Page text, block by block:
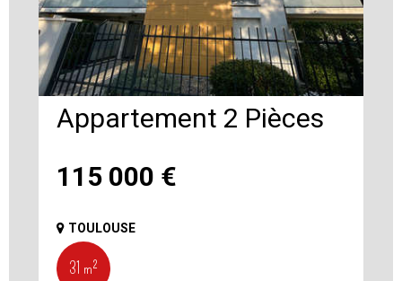
115 000 €
Appartement 2 Pièces
TOULOUSE
31 m²